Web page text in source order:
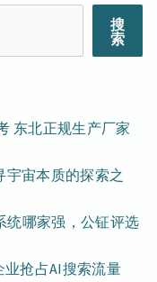
搜
索
东北正规生产厂家
宇宙本质的探索之
统哪家强，公钲评选
业抢占AI搜索流量